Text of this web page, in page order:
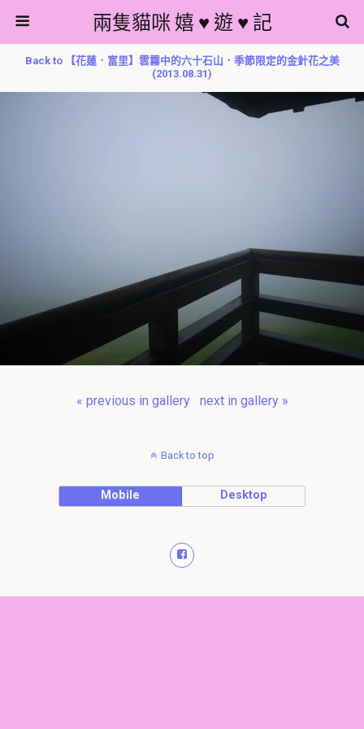
兩隻貓咪 嬉 ♥ 遊 ♥ 記
Back to 【花蓮．富里】雲霧中的六十石山．季節限定的金針花之美
(2013.08.31)
« previous in gallery next in gallery »
Back to top
Mobile Desktop